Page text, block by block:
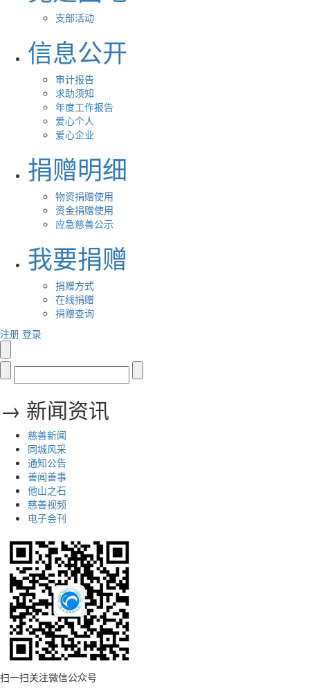
支部活动
信息公开
审计报告
求助须知
年度工作报告
爱心个人
爱心企业
捐赠明细
物资捐赠使用
资金捐赠使用
应急慈善公示
我要捐赠
捐赠方式
在线捐赠
捐赠查询
注册 登录
→ 新闻资讯
慈善新闻
同城风采
通知公告
善闻善事
他山之石
慈善视频
电子会刊
扫一扫关注微信公众号